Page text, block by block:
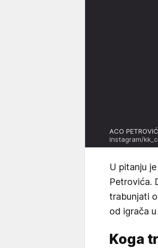
ACO PETROVIĆ
Instagram/
U pitanju
Petrovića.
trabunjati
od igrača
Koga